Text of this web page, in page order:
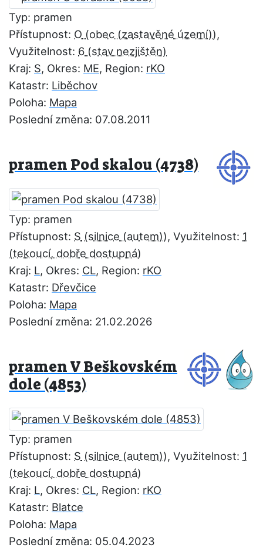
Typ: pramen
Přístupnost: O
,
Využitelnost: 6
Kraj: S, Okres: ME, Region: rKO
Katastr: Liběchov
Poloha: Mapa
Poslední změna: 07.08.2011
pramen Pod skalou (4738)
Typ: pramen
Přístupnost: S , Využitelnost: 1
Kraj: L, Okres: CL, Region: rKO
Katastr: Dřevčice
Poloha: Mapa
Poslední změna: 21.02.2026
pramen V Beškovském
dole (4853)
Typ: pramen
Přístupnost: S , Využitelnost: 1
Kraj: L, Okres: CL, Region: rKO
Katastr: Blatce
Poloha: Mapa
Poslední změna: 05.04.2023